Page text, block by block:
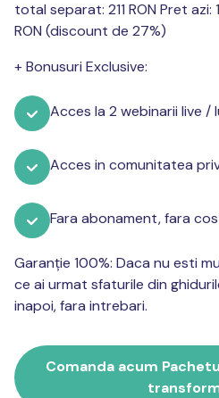
total separat: 211 RON Pret azi:
RON (discount de 27%)
+ Bonusuri Exclusive:
Acces la 2 webinarii live /
Acces in comunitatea
Fara abonament, fara
Garanție 100%: Daca nu esti
ce ai urmat sfaturile din
inapoi, fara intrebari.
Comanda acum